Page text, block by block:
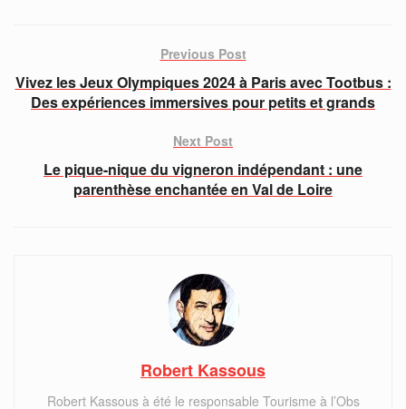
Previous Post
Vivez les Jeux Olympiques 2024 à Paris avec Tootbus :
Des expériences immersives pour petits et grands
Next Post
Le pique-nique du vigneron indépendant : une
parenthèse enchantée en Val de Loire
Robert Kassous
Robert Kassous à été le responsable Tourisme à l’Obs